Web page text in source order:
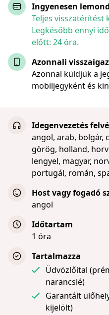
Ingyenesen
Teljes visszatérítést
Legkésőbb ennyi
előtt: 24 óra.
Azonnali
Azonnal küldjük a
mobiljegyként és
Idegenvezetés
angol, arab, bolgár,
görög, holland,
lengyel, magyar,
portugál, román,
Host vagy fogadó
angol
Időtartam
1 óra
Tartalmazza
Üdvözlőital
narancslé)
Garantált
kijelölt)